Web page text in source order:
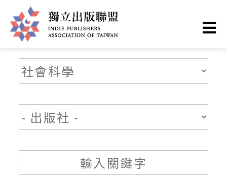
至
主
內
容
獨
立
出